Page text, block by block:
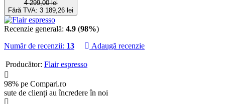
4 299,00 lei
Fără TVA: 3 189,26 lei
Recenzie generală: 4.9 (98%)
Număr de recenzii: 13 Adaugă recenzie
Producător: Flair espresso
98% pe Compari.ro
sute de clienți au încredere în noi